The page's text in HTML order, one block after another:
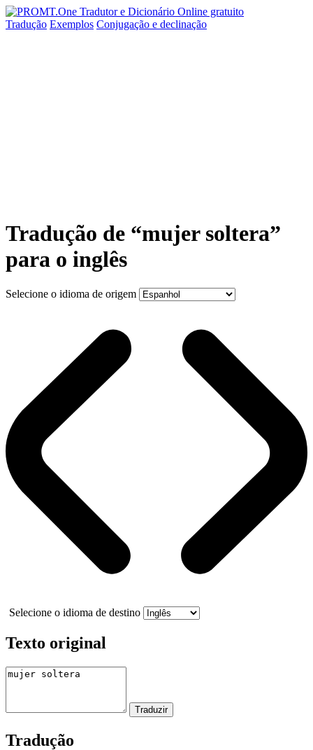
Tradução Exemplos Conjugação e declinação
Tradução de “mujer soltera”
para o inglês
Selecione o idioma de origem
Selecione o idioma de destino
Texto original
Tradução